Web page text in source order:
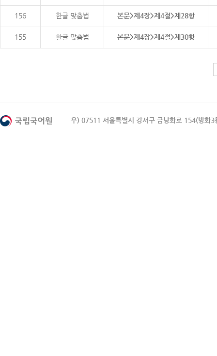
156 한글 맞춤법 본문>제4장>제4절>제28항
155 한글 맞춤법 본문>제4장>제4절>제30항
우) 07511 서울특별시 강서구 금낭화로 154(방화3